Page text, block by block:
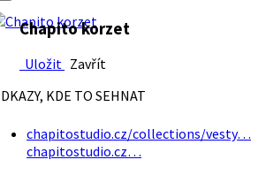
Chapito korzet
Uložit Zavřít
KDE TO SEHNAT
chapitostudio.cz/collections/vesty…
chapitostudio.cz…